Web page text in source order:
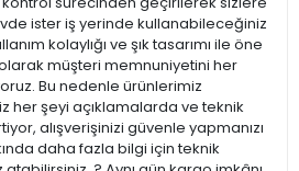
ister iş yerinde kullanabileceğiniz
kolaylığı ve şık tasarımı ile öne
müşteri memnuniyetini her
Bu nedenle ürünlerimiz
her şeyi açıklamalarda ve teknik
alışverişinizi güvenle yapmanızı
daha fazla bilgi için teknik